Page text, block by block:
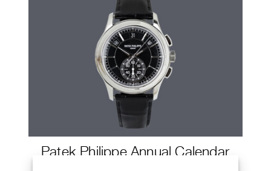
Patek Philippe Annual Calendar